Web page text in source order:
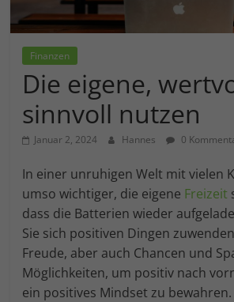
Finanzen
Die eigene,
sinnvoll nutzen
Januar 2, 2024 Hannes 0
In einer unruhigen Welt mit vielen
umso wichtiger, die eigene Freizeit
dass die Batterien wieder
Sie sich positiven Dingen
Freude, aber auch Chancen und
Möglichkeiten, um positiv nach
ein positives Mindset zu bewahren.
Einwilligung zu ganzen
oder sich weitere
lassen und so nur
Alle akzeptieren
Zurück
Essenziell (1)
Essenzielle Cookies ermöglichen
und sind für die einwandfreie Funktion der
erforderlich.
Cookie-Informationen
Marketing (1)
Marketing-Cookies werden von
Publishern verwendet, um personalisierte